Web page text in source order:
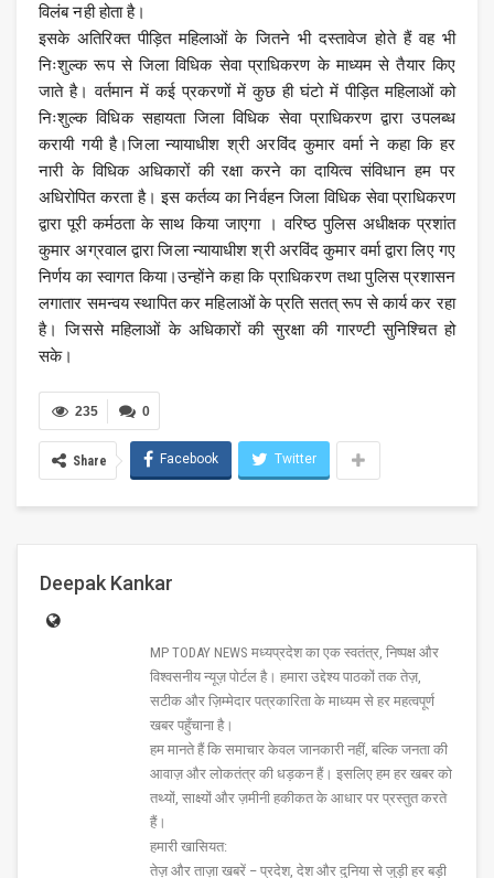
विलंब नही होता है।
इसके अतिरिक्त पीड़ित महिलाओं के जितने भी दस्तावेज होते हैं वह भी
निःशुल्क रूप से जिला विधिक सेवा प्राधिकरण के माध्यम से तैयार किए
जाते है। वर्तमान में कई प्रकरणों में कुछ ही घंटो में पीड़ित महिलाओं को
निःशुल्क विधिक सहायता जिला विधिक सेवा प्राधिकरण द्वारा उपलब्ध
करायी गयी है।जिला न्यायाधीश श्री अरविंद कुमार वर्मा ने कहा कि हर
नारी के विधिक अधिकारों की रक्षा करने का दायित्व संविधान हम पर
अधिरोपित करता है। इस कर्तव्य का निर्वहन जिला विधिक सेवा प्राधिकरण
द्वारा पूरी कर्मठता के साथ किया जाएगा । वरिष्ठ पुलिस अधीक्षक प्रशांत
कुमार अग्रवाल द्वारा जिला न्यायाधीश श्री अरविंद कुमार वर्मा द्वारा लिए गए
निर्णय का स्वागत किया।उन्होंने कहा कि प्राधिकरण तथा पुलिस प्रशासन
लगातार समन्वय स्थापित कर महिलाओं के प्रति सतत् रूप से कार्य कर रहा
है। जिससे महिलाओं के अधिकारों की सुरक्षा की गारण्टी सुनिश्चित हो
सके।
0
235
Share Facebook Twitter
Deepak Kankar
MP TODAY NEWS मध्यप्रदेश का एक स्वतंत्र, निष्पक्ष और
विश्वसनीय न्यूज़ पोर्टल है। हमारा उद्देश्य पाठकों तक तेज़,
सटीक और ज़िम्मेदार पत्रकारिता के माध्यम से हर महत्वपूर्ण
खबर पहुँचाना है।
हम मानते हैं कि समाचार केवल जानकारी नहीं, बल्कि जनता की
आवाज़ और लोकतंत्र की धड़कन हैं। इसलिए हम हर खबर को
तथ्यों, साक्ष्यों और ज़मीनी हकीकत के आधार पर प्रस्तुत करते
हैं।
हमारी खासियत:
तेज़ और ताज़ा खबरें – प्रदेश, देश और दुनिया से जुड़ी हर बड़ी